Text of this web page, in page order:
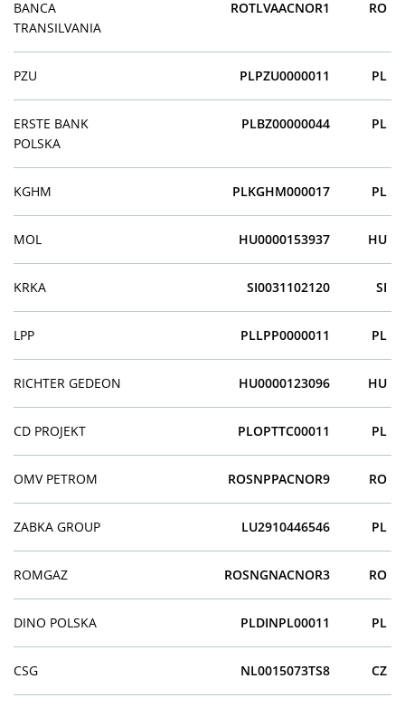
BANCA
TRANSILVANIA
ROTLVAACNOR1 RO
PZU PLPZU0000011 PL
ERSTE BANK
POLSKA
PLBZ00000044 PL
KGHM PLKGHM000017 PL
MOL HU0000153937 HU
KRKA SI0031102120 SI
LPP PLLPP0000011 PL
RICHTER GEDEON HU0000123096 HU
CD PROJEKT PLOPTTC00011 PL
OMV PETROM ROSNPPACNOR9 RO
ZABKA GROUP LU2910446546 PL
ROMGAZ ROSNGNACNOR3 RO
DINO POLSKA PLDINPL00011 PL
CSG NL0015073TS8 CZ